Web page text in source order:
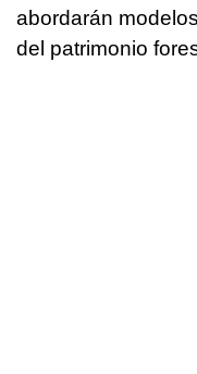
abordarán
del patrimonio